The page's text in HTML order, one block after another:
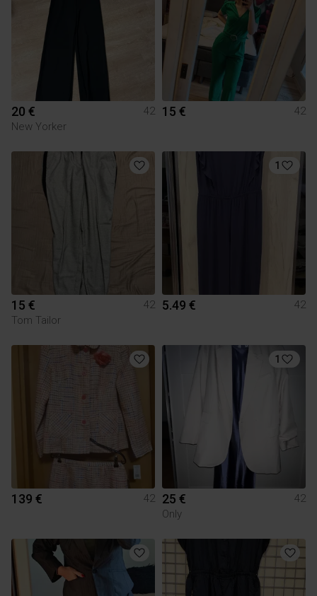
20 €
42
New Yorker
15 € 42
15 €
42
Tom Tailor
1
5.49 € 42
139 € 42
1
25 €
42
Only